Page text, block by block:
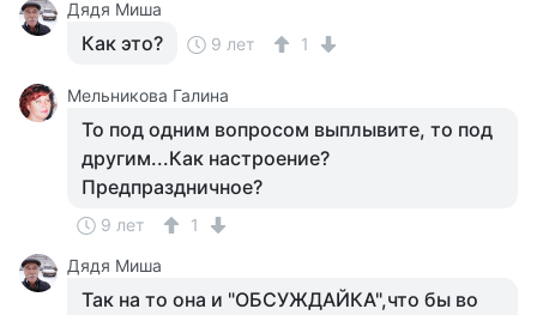
Дядя Миша
Как это? 9 лет 1
Мельникова Галина
То под одним вопросом выплывите, то под
другим...Как настроение?
Предпраздничное?
9 лет
1
Дядя Миша
Так на то она и "ОБСУЖДАЙКА",что бы во